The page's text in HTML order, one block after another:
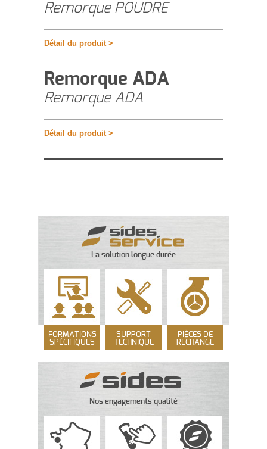
Remorque POUDRE
Détail du produit >
Remorque ADA
Remorque ADA
Détail du produit >
La solution longue durée
FORMATIONS
SPÉCIFIQUES
SUPPORT
TECHNIQUE
PIÈCES DE
RECHANGE
Nos engagements qualité